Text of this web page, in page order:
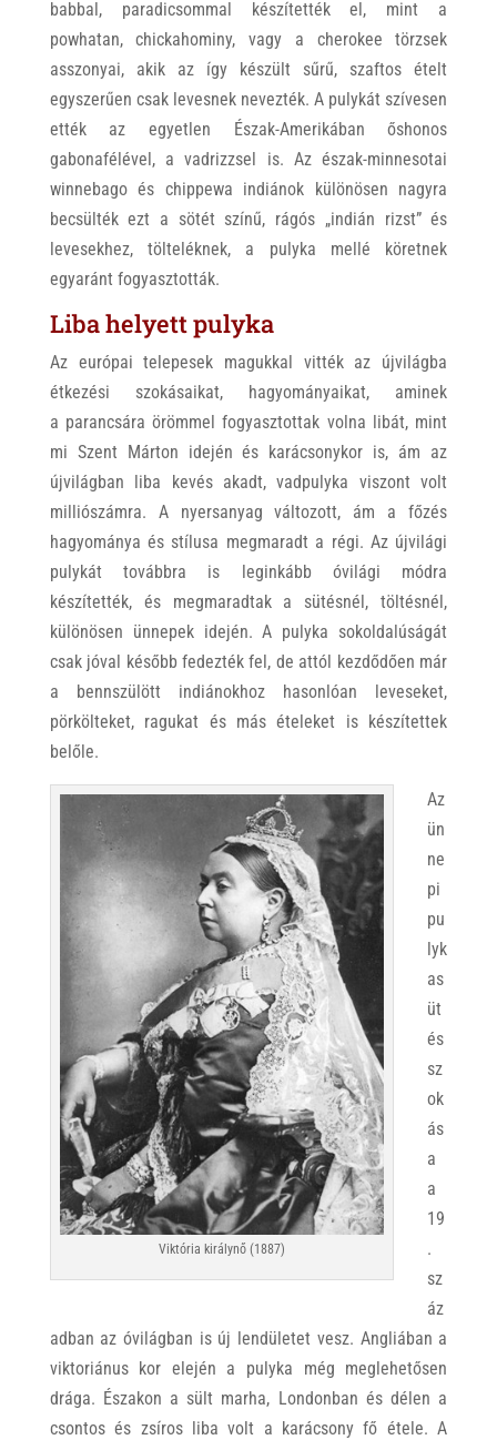
babbal, paradicsommal készítették el, mint a
powhatan, chickahominy, vagy a cherokee törzsek
asszonyai, akik az így készült sűrű, szaftos ételt
egyszerűen csak levesnek nevezték. A pulykát szívesen
ették az egyetlen Észak-Amerikában őshonos
gabonafélével, a vadrizzsel is. Az észak-minnesotai
winnebago és chippewa indiánok különösen nagyra
becsülték ezt a sötét színű, rágós „indián rizst” és
levesekhez, tölteléknek, a pulyka mellé köretnek
egyaránt fogyasztották.
Liba helyett pulyka
Az európai telepesek magukkal vitték az újvilágba
étkezési szokásaikat, hagyományaikat, aminek
a parancsára örömmel fogyasztottak volna libát, mint
mi Szent Márton idején és karácsonykor is, ám az
újvilágban liba kevés akadt, vadpulyka viszont volt
milliószámra. A nyersanyag változott, ám a főzés
hagyománya és stílusa megmaradt a régi. Az újvilági
pulykát továbbra is leginkább óvilági módra
készítették, és megmaradtak a sütésnél, töltésnél,
különösen ünnepek idején. A pulyka sokoldalúságát
csak jóval később fedezték fel, de attól kezdődően már
a bennszülött indiánokhoz hasonlóan leveseket,
pörkölteket, ragukat és más ételeket is készítettek
belőle.
Viktória királynő (1887)
Az
ün
ne
pi
pu
lyk
as
üt
és
sz
ok
ás
a
a
19
.
sz
áz
adban az óvilágban is új lendületet vesz. Angliában a
viktoriánus kor elején a pulyka még meglehetősen
drága. Északon a sült marha, Londonban és délen a
csontos és zsíros liba volt a karácsony fő étele. A